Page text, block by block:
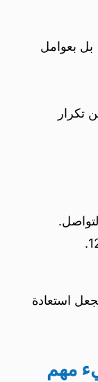
بل بعوامل
تكرار
استعادة
مهم